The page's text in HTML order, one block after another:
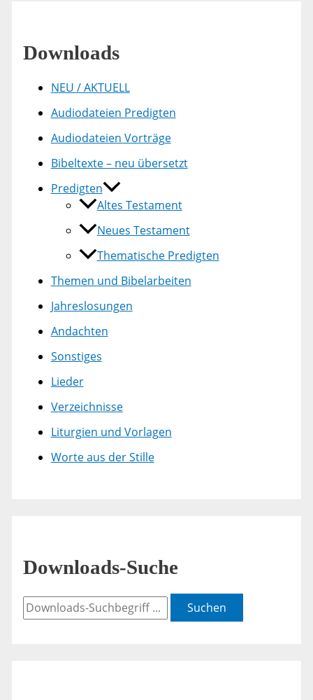
Downloads
NEU / AKTUELL
Audiodateien Predigten
Audiodateien Vorträge
Bibeltexte – neu übersetzt
Predigten
Altes Testament
Neues Testament
Thematische Predigten
Themen und Bibelarbeiten
Jahreslosungen
Andachten
Sonstiges
Lieder
Verzeichnisse
Liturgien und Vorlagen
Worte aus der Stille
Downloads-Suche
Suchen